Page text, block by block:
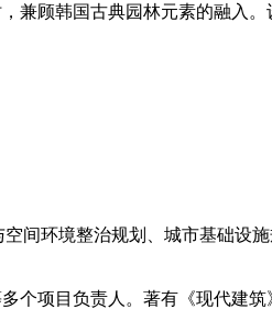
顾韩国古典园林元素的融入。
间环境整治规划、城市基础设
项目负责人。著有《现代建筑